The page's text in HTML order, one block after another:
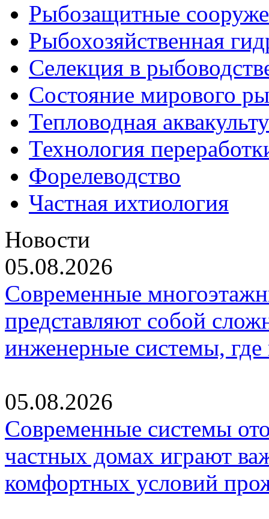
Рыбозащитные
Рыбохозяйственная
Селекция в
Состояние мирового
Тепловодная
Технология
Форелеводство
Частная ихтиология
Новости
05.08.2026
Современные
представляют собой
инженерные системы,
05.08.2026
Современные системы
частных домах играют
комфортных условий